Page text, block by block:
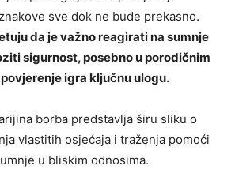
sve dok ne bude prekasno.
da je važno reagirati na sumnje
sigurnost, posebno u porodičnim
igra ključnu ulogu.
borba predstavlja širu sliku o
vlastitih osjećaja i traženja pomoći
u bliskim odnosima.